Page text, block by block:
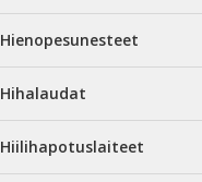
Hienopesunesteet
Hihalaudat
Hiilihapotuslaiteet